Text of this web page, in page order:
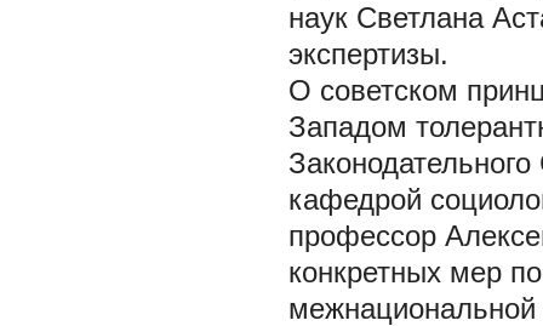
наук Светлана
экспертизы.
О советском
Западом
кафедрой
профессор
конкретных мер